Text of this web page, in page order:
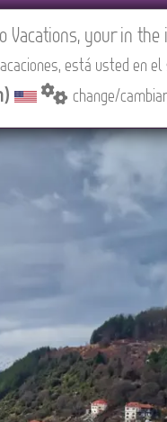
US CONTACT
Vacations, your in
está usted en
change/